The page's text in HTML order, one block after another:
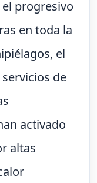
progresivo
en toda la
el
de
activado
altas